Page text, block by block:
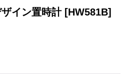
イン置時計 [HW581B]